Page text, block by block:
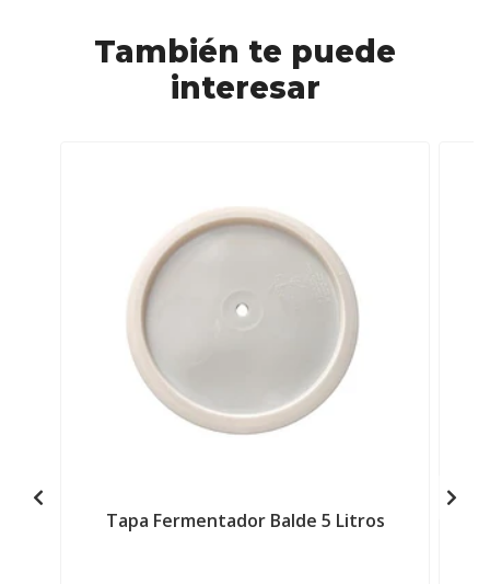
También te puede
interesar
Tapa Fermentador Balde 5 Litros